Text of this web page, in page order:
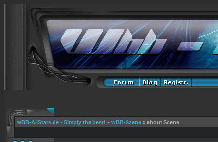
wBB-AllStars.de - Simply the best! » wBB-Szene » about Scene